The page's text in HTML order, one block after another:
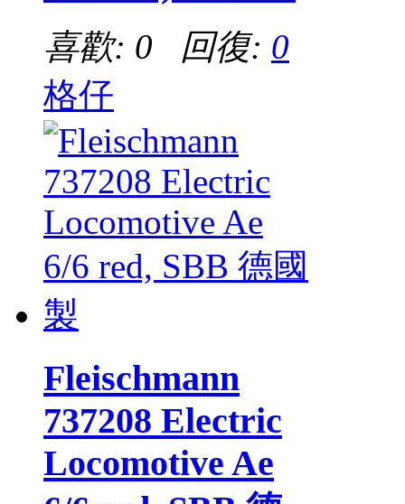
喜歡: 0 回復: 0
格仔
Fleischmann
737208 Electric
Locomotive Ae